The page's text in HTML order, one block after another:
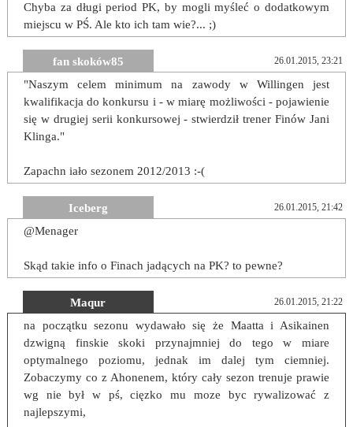
Chyba za długi period PK, by mogli myśleć o dodatkowym
miejscu w PŚ. Ale kto ich tam wie?... ;)
fan skoków85 26.01.2015, 23:21
"Naszym celem minimum na zawody w Willingen jest
kwalifikacja do konkursu i - w miarę możliwości - pojawienie
się w drugiej serii konkursowej - stwierdził trener Finów Jani
Klinga."
Zapachn iało sezonem 2012/2013 :-(
Iceberg 26.01.2015, 21:42
@Menager
Skąd takie info o Finach jadących na PK? to pewne?
Maqur 26.01.2015, 21:22
na początku sezonu wydawało się że Maatta i Asikainen
dzwigną finskie skoki przynajmniej do tego w miare
optymalnego poziomu, jednak im dalej tym ciemniej.
Zobaczymy co z Ahonenem, który cały sezon trenuje prawie
wg nie był w pś, cięzko mu moze byc rywalizować z
najlepszymi,